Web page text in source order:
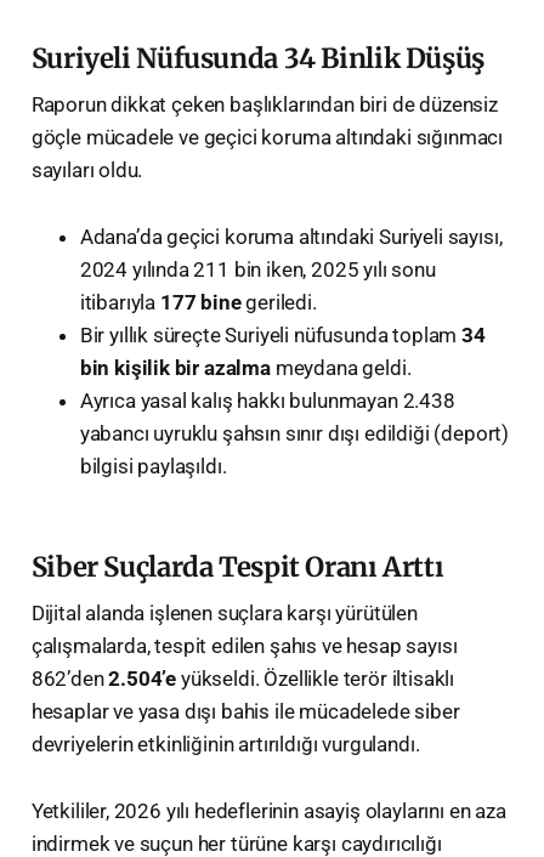
Suriyeli Nüfusunda 34 Binlik Düşüş
Raporun dikkat çeken başlıklarından biri de düzensiz
göçle mücadele ve geçici koruma altındaki sığınmacı
sayıları oldu.
Adana’da geçici koruma altındaki Suriyeli sayısı,
2024 yılında 211 bin iken, 2025 yılı sonu
itibarıyla 177 binegeriledi.
Bir yıllık süreçte Suriyeli nüfusunda toplam34
bin kişilik bir azalmameydana geldi.
Ayrıca yasal kalış hakkı bulunmayan 2.438
yabancı uyruklu şahsın sınır dışı edildiği (deport)
bilgisi paylaşıldı.
Siber Suçlarda Tespit Oranı Arttı
Dijital alanda işlenen suçlara karşı yürütülen
çalışmalarda, tespit edilen şahıs ve hesap sayısı
862’den2.504’e yükseldi. Özellikle terör iltisaklı
hesaplar ve yasa dışı bahis ile mücadelede siber
devriyelerin etkinliğinin artırıldığı vurgulandı.
Yetkililer, 2026 yılı hedeflerinin asayiş olaylarını en aza
indirmek ve suçun her türüne karşı caydırıcılığı